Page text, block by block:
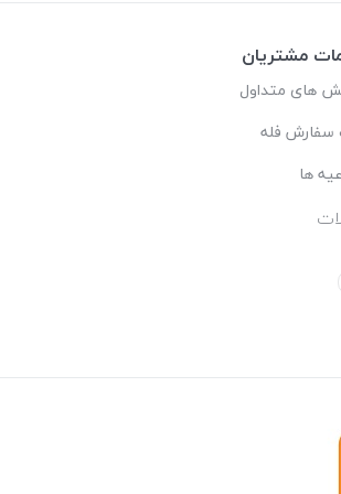
مشتریان
های متداول
سفارش فله
ها